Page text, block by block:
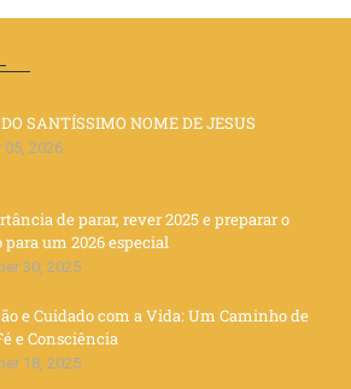
SANTÍSSIMO NOME DE JESUS
05, 2026
de parar, rever 2025 e preparar o
para um 2026 especial
30, 2025
e Cuidado com a Vida: Um Caminho de
e Consciência
18, 2025